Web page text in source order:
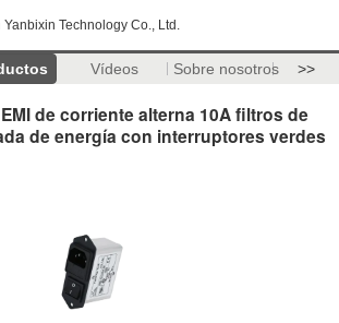
Technology Co., Ltd.
Vídeos Sobre nosotros >>
de corriente alterna 10A filtros de
de energía con interruptores verdes